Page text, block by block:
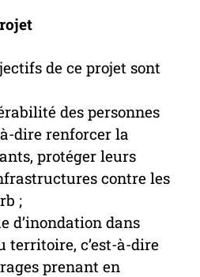
de ce projet sont
des personnes
à-dire renforcer la
protéger leurs
contre les
;
d’inondation dans
territoire, c’est-à-dire
prenant en